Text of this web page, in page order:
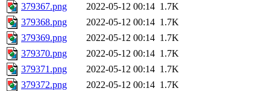
379367.png
2022-05-12 00:14 1.7K
379368.png
2022-05-12 00:14 1.7K
379369.png
2022-05-12 00:14 1.7K
379370.png
2022-05-12 00:14 1.7K
379371.png
2022-05-12 00:14 1.7K
379372.png
2022-05-12 00:14 1.7K